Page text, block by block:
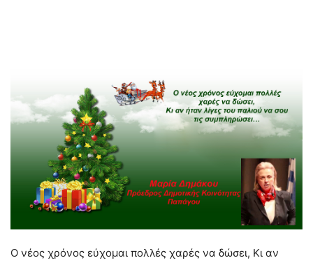
Ο νέος χρόνος εύχομαι πολλές χαρές να δώσει, Κι αν